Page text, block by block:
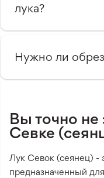
лука?
Нужно ли
Вы точно не
Севке
Лук Севок (сеянец) -
предназначенный